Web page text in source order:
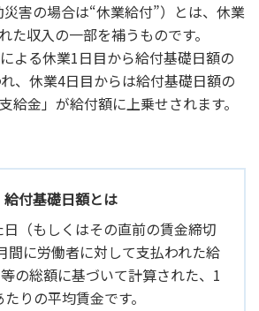
害の場合は“休業給付”）とは、休業
た収入の一部を補うものです。
よる休業1日目から給付基礎日額の
、休業4日目からは給付基礎日額の
給金」が給付額に上乗せされます。
給付基礎日額とは
（もしくはその直前の賃金締切
間に労働者に対して支払われた給
の総額に基づいて計算された、1
たりの平均賃金です。